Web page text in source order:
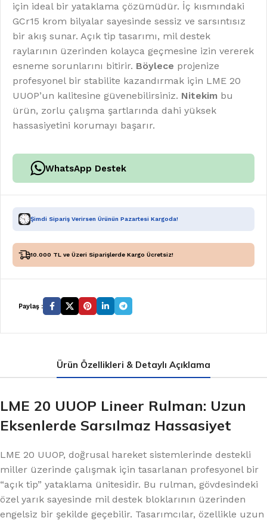
için ideal bir yataklama çözümüdür. İç kısmındaki
GCr15 krom bilyalar sayesinde sessiz ve sarsıntısız
bir akış sunar. Açık tip tasarımı, mil destek
raylarının üzerinden kolayca geçmesine izin vererek
esneme sorunlarını bitirir. Böylece projenize
profesyonel bir stabilite kazandırmak için LME 20
UUOP’un kalitesine güvenebilirsiniz. Nitekim bu
ürün, zorlu çalışma şartlarında dahi yüksek
hassasiyetini korumayı başarır.
WhatsApp Destek
Şimdi Sipariş Verirsen Ürünün Pazartesi Kargoda!
10.000 TL ve Üzeri Siparişlerde Kargo Ücretsiz!
Paylaş :
Ürün Özellikleri & Detaylı Açıklama
LME 20 UUOP Lineer Rulman: Uzun
Eksenlerde Sarsılmaz Hassasiyet
LME 20 UUOP, doğrusal hareket sistemlerinde destekli
miller üzerinde çalışmak için tasarlanan profesyonel bir
“açık tip” yataklama ünitesidir. Bu rulman, gövdesindeki
özel yarık sayesinde mil destek bloklarının üzerinden
engelsiz bir şekilde geçebilir. Tasarımcılar, özellikle uzun